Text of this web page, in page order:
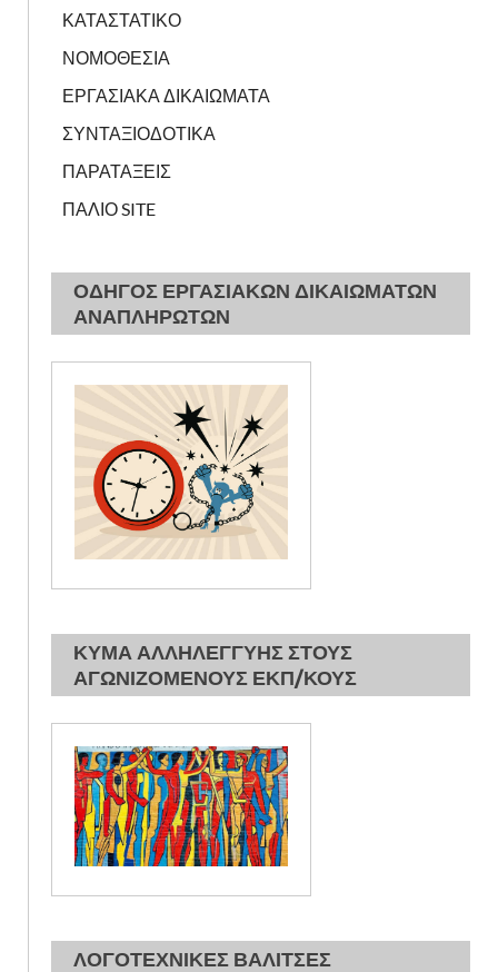
ΚΑΤΑΣΤΑΤΙΚΟ
ΝΟΜΟΘΕΣΙΑ
ΕΡΓΑΣΙΑΚΑ ΔΙΚΑΙΩΜΑΤΑ
ΣΥΝΤΑΞΙΟΔΟΤΙΚΑ
ΠΑΡΑΤΑΞΕΙΣ
ΠΑΛΙΟ SITE
ΟΔΗΓΟΣ ΕΡΓΑΣΙΑΚΩΝ ΔΙΚΑΙΩΜΑΤΩΝ
ΑΝΑΠΛΗΡΩΤΩΝ
ΚΥΜΑ ΑΛΛΗΛΕΓΓΥΗΣ ΣΤΟΥΣ
ΑΓΩΝΙΖΟΜΕΝΟΥΣ ΕΚΠ/ΚΟΥΣ
ΛΟΓΟΤΕΧΝΙΚΕΣ ΒΑΛΙΤΣΕΣ